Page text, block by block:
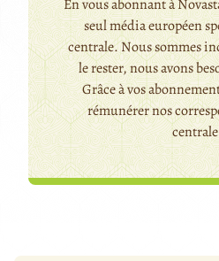
En vous abonnant à
seul média européen
centrale. Nous sommes
le rester, nous avons
Grâce à vos
rémunérer nos